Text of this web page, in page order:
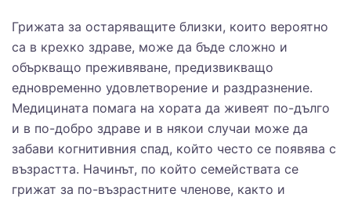
Грижата за остаряващите близки, които вероятно
са в крехко здраве, може да бъде сложно и
объркващо преживяване, предизвикващо
едновременно удовлетворение и раздразнение.
Медицината помага на хората да живеят по-дълго
и в по-добро здраве и в някои случаи може да
забави когнитивния спад, който често се появява с
възрастта. Начинът, по който семействата се
грижат за по-възрастните членове, както и